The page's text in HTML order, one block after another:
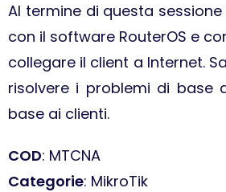
Al termine di questa
con il software RouterOS e
collegare il client a Internet.
risolvere i problemi di base
base ai clienti.
COD: MTCNA
Categorie: MikroTik